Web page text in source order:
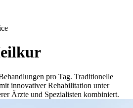
pro Tag. Traditionelle
innovativer Rehabilitation unter
Ärzte und Spezialisten kombiniert.